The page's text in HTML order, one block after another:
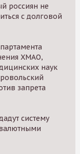
россиян не
с долговой
ХМАО,
наук
запрета
систему